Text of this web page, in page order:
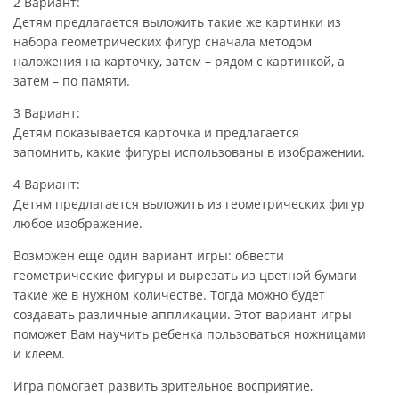
Детям предлагается выложить такие же картинки из
набора геометрических фигур сначала методом
наложения на карточку, затем – рядом с картинкой, а
затем – по памяти.
3 Вариант:
Детям показывается карточка и предлагается
запомнить, какие фигуры использованы в изображении.
4 Вариант:
Детям предлагается выложить из геометрических фигур
любое изображение.
Возможен еще один вариант игры: обвести
геометрические фигуры и вырезать из цветной бумаги
такие же в нужном количестве. Тогда можно будет
создавать различные аппликации. Этот вариант игры
поможет Вам научить ребенка пользоваться ножницами
и клеем.
Игра помогает развить зрительное восприятие,